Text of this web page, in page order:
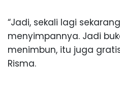
“Jadi, sekali lagi
menyimpannya. Jadi
menimbun, itu juga
Risma.